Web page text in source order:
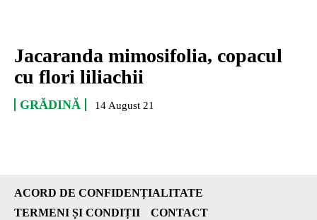
Jacaranda mimosifolia, copacul
cu flori liliachii
GRĂDINĂ 14 August 21
ACORD DE CONFIDENȚIALITATE
TERMENI ȘI CONDIȚII
CONTACT